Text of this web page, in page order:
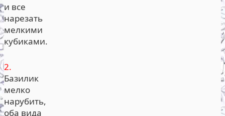
и все
нарезать
мелкими
кубиками.
2.
Базилик
мелко
нарубить,
оба вида